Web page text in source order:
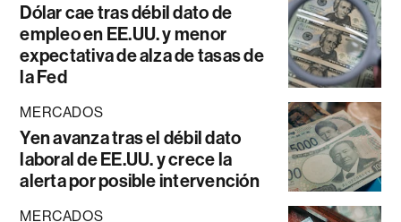
Dólar cae tras débil dato de
empleo en EE.UU. y menor
expectativa de alza de tasas de
la Fed
MERCADOS
Yen avanza tras el débil dato
laboral de EE.UU. y crece la
alerta por posible intervención
MERCADOS